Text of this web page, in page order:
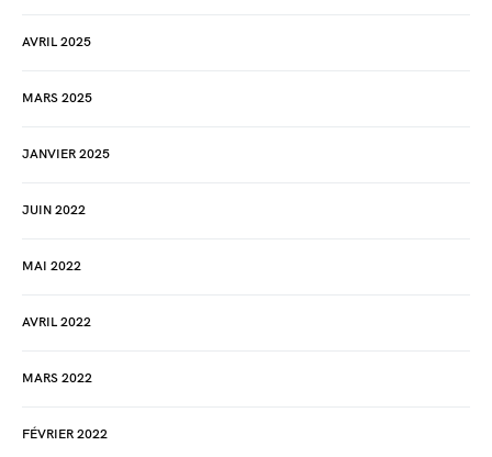
AVRIL 2025
MARS 2025
JANVIER 2025
JUIN 2022
MAI 2022
AVRIL 2022
MARS 2022
FÉVRIER 2022